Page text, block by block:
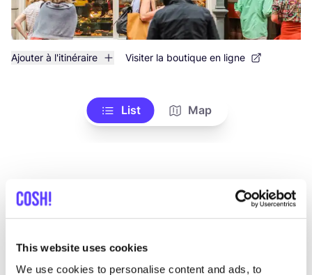
This website uses cookies
We use cookies to personalise content and ads, to
Ajouter à l'itinéraire Visiter la boutique en ligne
List Map